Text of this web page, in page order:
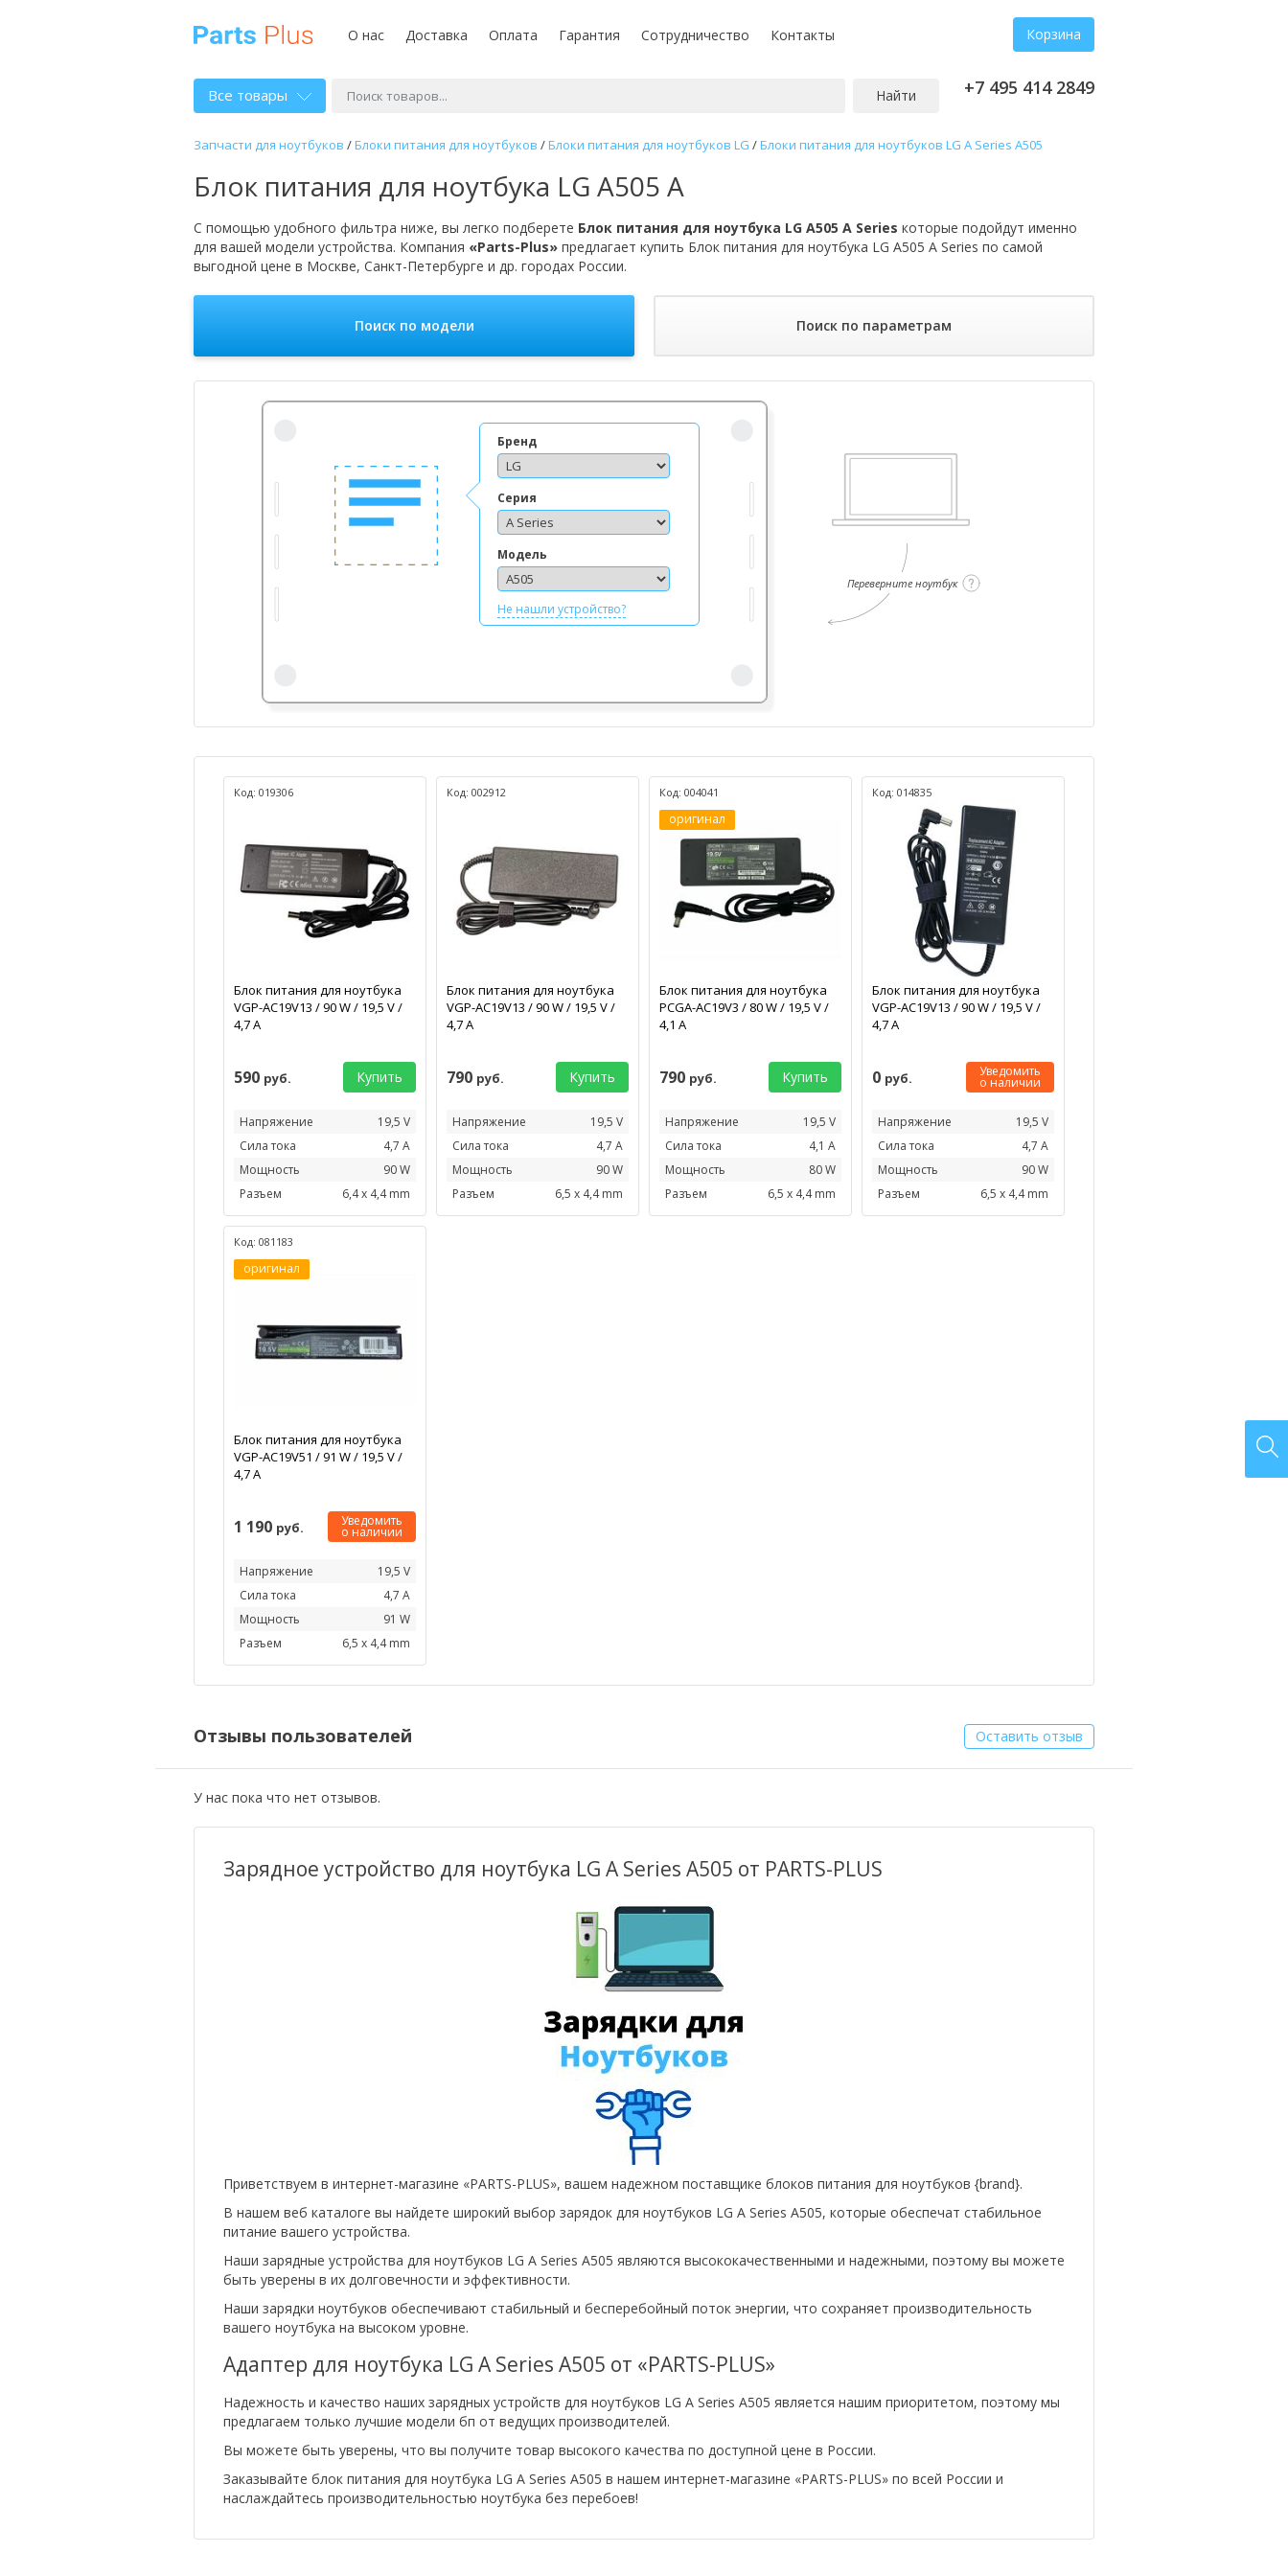
О нас Доставка Оплата Гарантия Сотрудничество Контакты Корзина
Все товары Найти +7 495 414 2849
Запчасти для ноутбуков /Блоки питания для ноутбуков /Блоки питания для ноутбуков LG /Блоки питания для ноутбуков LG A Series A505
Блок питания для ноутбука LG A505 A
С помощью удобного фильтра ниже, вы легко подберете Блок питания для ноутбука LG A505 A Series которые подойдут именно
для вашей модели устройства. Компания «Parts-Plus» предлагает купить Блок питания для ноутбука LG A505 A Series по самой
выгодной цене в Москве, Санкт-Петербурге и др. городах России.
Поиск по модели Поиск по параметрам
Бренд
Серия
Модель
Не нашли устройство?
Переверните ноутбук
Код: 019306
Блок питания для ноутбука
VGP-AC19V13 / 90 W / 19,5 V /
4,7 А
590 руб. Купить
Напряжение
19,5 V
Сила тока
4,7 А
Мощность
90 W
Разъем
6,4 x 4,4 mm
Код: 002912
Блок питания для ноутбука
VGP-AC19V13 / 90 W / 19,5 V /
4,7 А
790 руб. Купить
Напряжение
19,5 V
Сила тока
4,7 А
Мощность
90 W
Разъем
6,5 x 4,4 mm
Код: 004041
оригинал
Блок питания для ноутбука
PCGA-AC19V3 / 80 W / 19,5 V /
4,1 А
790 руб. Купить
Напряжение
19,5 V
Сила тока
4,1 А
Мощность
80 W
Разъем
6,5 x 4,4 mm
Код: 014835
Блок питания для ноутбука
VGP-AC19V13 / 90 W / 19,5 V /
4,7 А
0 руб. Уведомить
о наличии
Напряжение
19,5 V
Сила тока
4,7 А
Мощность
90 W
Разъем
6,5 x 4,4 mm
Код: 081183
оригинал
Блок питания для ноутбука
VGP-AC19V51 / 91 W / 19,5 V /
4,7 А
1 190 руб. Уведомить
о наличии
Напряжение
19,5 V
Сила тока
4,7 А
Мощность
91 W
Разъем
6,5 x 4,4 mm
Отзывы пользователей Оставить отзыв
У нас пока что нет отзывов.
Зарядное устройство для ноутбука LG A Series A505 от PARTS-PLUS
Приветствуем в интернет-магазине «PARTS-PLUS», вашем надежном поставщике блоков питания для ноутбуков {brand}.
В нашем веб каталоге вы найдете широкий выбор зарядок для ноутбуков LG A Series A505, которые обеспечат стабильное
питание вашего устройства.
Наши зарядные устройства для ноутбуков LG A Series A505 являются высококачественными и надежными, поэтому вы можете
быть уверены в их долговечности и эффективности.
Наши зарядки ноутбуков обеспечивают стабильный и бесперебойный поток энергии, что сохраняет производительность
вашего ноутбука на высоком уровне.
Адаптер для ноутбука LG A Series A505 от «PARTS-PLUS»
Надежность и качество наших зарядных устройств для ноутбуков LG A Series A505 является нашим приоритетом, поэтому мы
предлагаем только лучшие модели бп от ведущих производителей.
Вы можете быть уверены, что вы получите товар высокого качества по доступной цене в России.
Заказывайте блок питания для ноутбука LG A Series A505 в нашем интернет-магазине «PARTS-PLUS» по всей России и
наслаждайтесь производительностью ноутбука без перебоев!